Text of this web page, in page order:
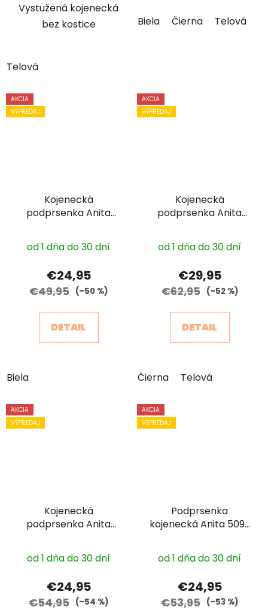
Vystužená kojenecká
bez kostice
Telová
Biela Čierna Telová
AKCIA
VÝPREDAJ
Kojenecká
podprsenka Anita
od 1 dňa do 30 dní
€24,95
€49,95 (–50 %)
DETAIL
Biela
AKCIA
VÝPREDAJ
Kojenecká
podprsenka Anita
od 1 dňa do 30 dní
€29,95
€62,95 (–52 %)
DETAIL
Čierna Telová
AKCIA
VÝPREDAJ
Kojenecká
podprsenka Anita
od 1 dňa do 30 dní
€24,95
€54,95 (–54 %)
AKCIA
VÝPREDAJ
Podprsenka
kojenecká Anita 5092
od 1 dňa do 30 dní
€24,95
€53,95 (–53 %)